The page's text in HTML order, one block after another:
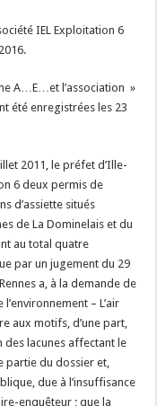
IEL Exploitation 6
A…E…et l’association »
été enregistrées les 23
2011, le préfet d’Ille-
6 deux permis de
d’assiette situés
de La Dominelais et du
au total quatre
par un jugement du 29
a, à la demande de
– L’air
aux motifs, d’une part,
des lacunes affectant le
partie du dossier et,
due à l’insuffisance
enquêteur ; que la